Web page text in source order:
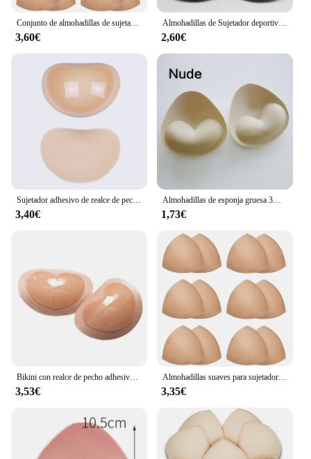
Conjunto de almohadillas de sujetador de realce de esponja triangular para mujer, traje de baño de inserción Invisible, potenciadores de pecho de Bikini, almohadillas de copa de pecho, accesorios
3,60€
Almohadillas de Sujetador deportivo extraíbles, inserciones de esponja de espuma, Push-Up, ropa interior de Bikini, traje de baño, Sexy, 3 pares
2,60€
Sujetador adhesivo de realce de pecho, almohadillas de esponja más gruesas, potenciador de realce de pecho, inserciones extraíbles de silicona, sujetador Invisible para traje de baño
3,40€
Almohadillas de esponja gruesa 3D para sujetador, Push-Up, Realzador de sujetador, traje de baño, almohadilla de Bikini extraíble, accesorios de pecho de espuma para mujer
1,73€
Bikini con realce de pecho adhesivo para mujer, sujetador Invisible con relleno de corazón, almohadillas mágicas de inserción, sujetador de silicona Push Up, 1 par
3,53€
Almohadillas suaves para sujetador de piezas para mujer, almohadillas extraíbles para Realce de pecho, almohadillas para sujetador, Sujetador deportivo, copas, Bikini, traje de baño
3,35€